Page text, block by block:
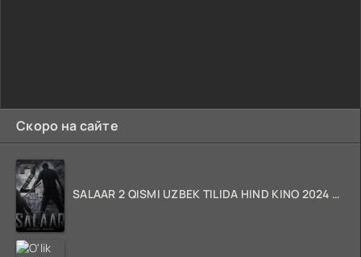
Скоро на сайте
SALAAR 2 QISMI UZBEK TILIDA HIND KINO 2024 TARJIMA 720p HD Skachat